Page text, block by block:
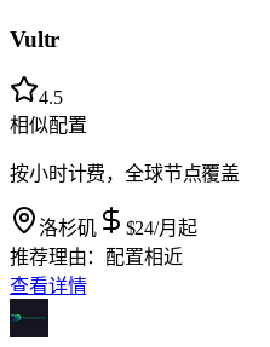
Vultr
4.5
相似配置
按小时计费，全球节点覆盖
洛杉矶 $24/月起
推荐理由： 配置相近
查看详情